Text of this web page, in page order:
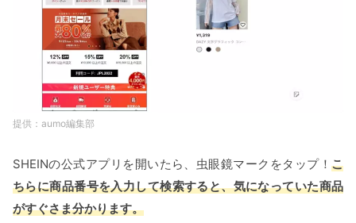
aumo編集部
SHEINの公式アプリを開いたら、虫眼鏡マークをタップ！ こ
ちらに商品番号を入力して検索すると、気になっていた商品
がすぐさま分かります。